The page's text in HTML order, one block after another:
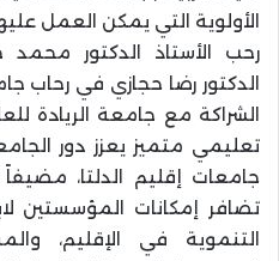
الأولوية التي يمكن العمل
رحب الأستاذ الدكتور محمد
الدكتور رضا حجازي في رحاب
الشراكة مع جامعة الريادة
تعليمي متميز يعزز دور
جامعات إقليم الدلتا،
تضافر إمكانات المؤسستين
التنموية في الإقليم،